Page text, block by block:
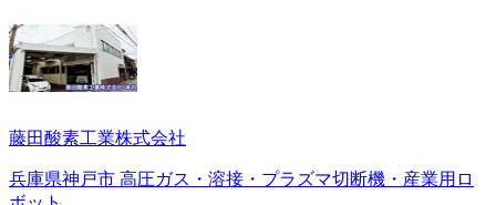
藤田酸素工業株式会社
兵庫県神戸市 高圧ガス・溶接・プラズマ切断機・産業用ロ